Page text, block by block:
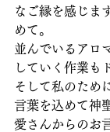
なご縁を感じま
めて。
並んでいるアロ
していく作業
そして私のため
言葉を込めて神
愛さんからのお